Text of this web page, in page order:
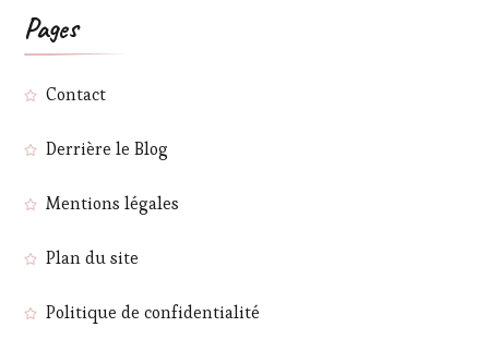
Pages
Contact
Derrière le Blog
Mentions légales
Plan du site
Politique de confidentialité